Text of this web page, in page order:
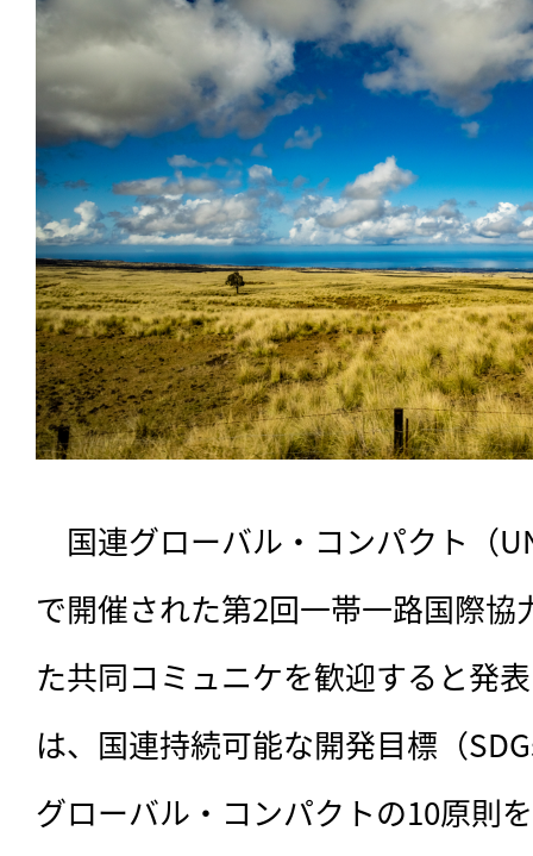
国連グローバル・コンパクト（
で開催された第2回一帯一路国際協
た共同コミュニケを歓迎すると発
は、国連持続可能な開発目標（
グローバル・コンパクトの10原則